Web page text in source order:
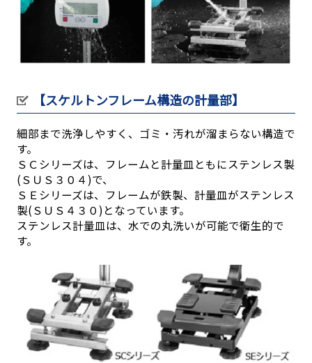
【スケルトンフレーム構造の計量部】
細部まで洗浄しやすく、ゴミ・汚れが溜まらない構造で
す。
ＳＣシリーズは、フレームと計量皿ともにステンレス製
(ＳＵＳ３０４)で、
ＳＥシリーズは、フレームが鉄製、計量皿がステンレス
製(ＳＵＳ４３０)となっています。
ステンレス計量皿は、水での丸洗いが可能で衛生的で
す。